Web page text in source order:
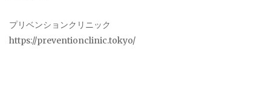
プリベンションクリニック
https://preventionclinic.tokyo/